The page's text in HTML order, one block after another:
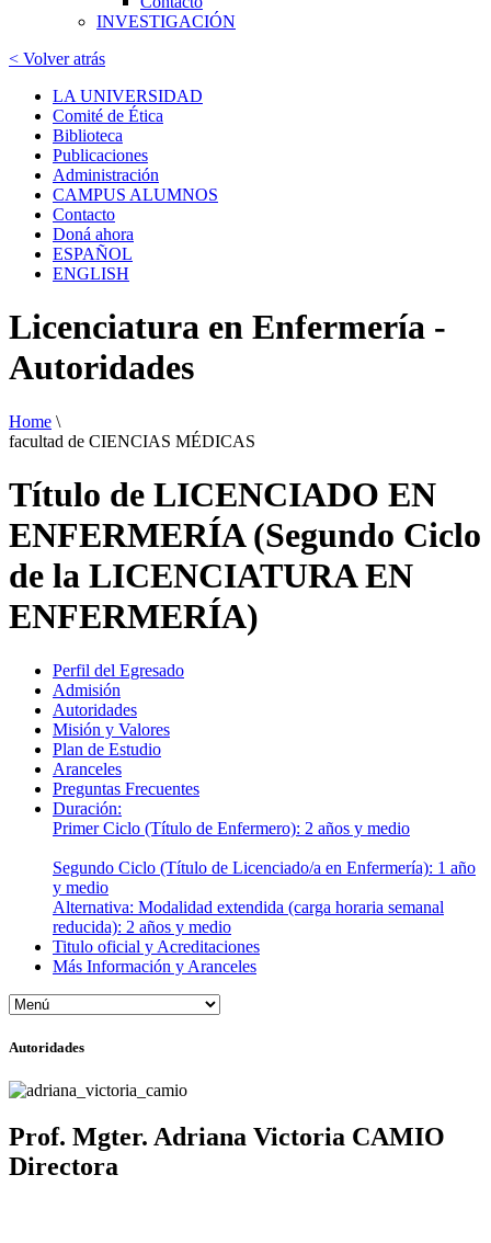
INVESTIGACIÓN
< Volver atrás
LA UNIVERSIDAD
Comité de Ética
Biblioteca
Publicaciones
Administración
CAMPUS ALUMNOS
Contacto
Doná ahora
ESPAÑOL
ENGLISH
Licenciatura en Enfermería -
Autoridades
Home \
facultad de CIENCIAS MÉDICAS
Título de LICENCIADO EN
ENFERMERÍA (Segundo Ciclo
de la LICENCIATURA EN
ENFERMERÍA)
Perfil del Egresado
Admisión
Autoridades
Misión y Valores
Plan de Estudio
Aranceles
Preguntas Frecuentes
Duración:
Primer Ciclo (Título de Enfermero): 2 años y medio
Segundo Ciclo (Título de Licenciado/a en Enfermería): 1 año
y medio
Alternativa: Modalidad extendida (carga horaria semanal
reducida): 2 años y medio
Titulo oficial y Acreditaciones
Más Información y Aranceles
Autoridades
Prof. Mgter. Adriana Victoria CAMIO
Directora